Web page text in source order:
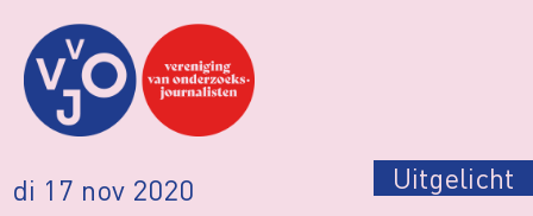
di 17 nov 2020 Uitgelicht